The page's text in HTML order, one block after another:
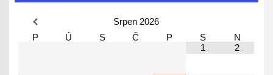
Srpen 2026
P
Ú S Č P S
N
1
2